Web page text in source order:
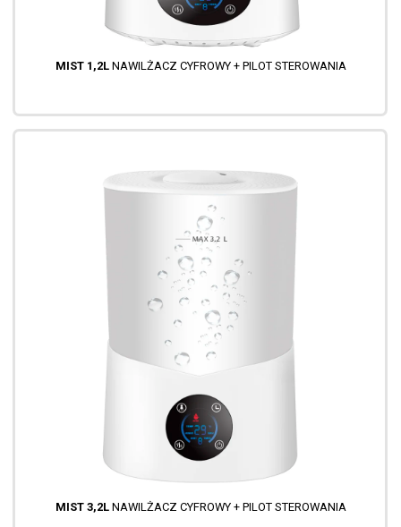
MIST 1,2L NAWILŻACZ CYFROWY + PILOT STEROWANIA
MIST 3,2L NAWILŻACZ CYFROWY + PILOT STEROWANIA